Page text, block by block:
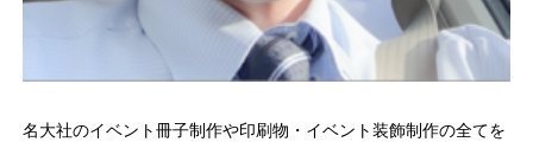
名大社のイベント冊子制作や印刷物・イベント装飾制作の全てを